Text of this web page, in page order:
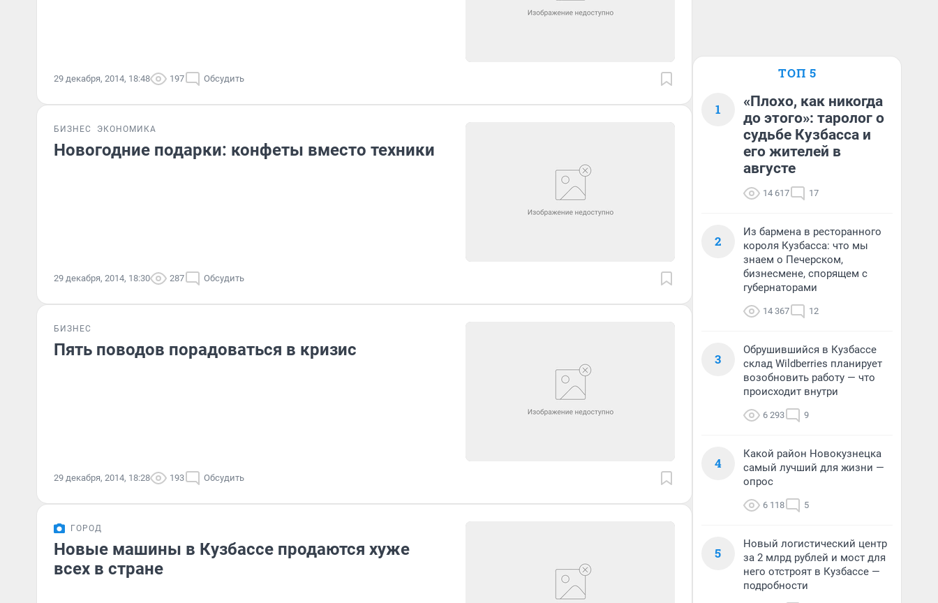
29 декабря, 2014, 18:48 197 Обсудить
БИЗНЕС ЭКОНОМИКА
Новогодние подарки: конфеты вместо техники
29 декабря, 2014, 18:30 287 Обсудить
БИЗНЕС
Пять поводов порадоваться в кризис
29 декабря, 2014, 18:28 193 Обсудить
ГОРОД
Новые машины в Кузбассе продаются хуже
всех в стране
ТОП 5
1
«Плохо, как никогда
до этого»: таролог о
судьбе Кузбасса и
его жителей в
августе
14 617 17
2
Из бармена в ресторанного
короля Кузбасса: что мы
знаем о Печерском,
бизнесмене, спорящем с
губернаторами
14 367 12
3
Обрушившийся в Кузбассе
склад Wildberries планирует
возобновить работу — что
происходит внутри
6 293 9
4
Какой район Новокузнецка
самый лучший для жизни —
опрос
6 118 5
5
Новый логистический центр
за 2 млрд рублей и мост для
него отстроят в Кузбассе —
подробности